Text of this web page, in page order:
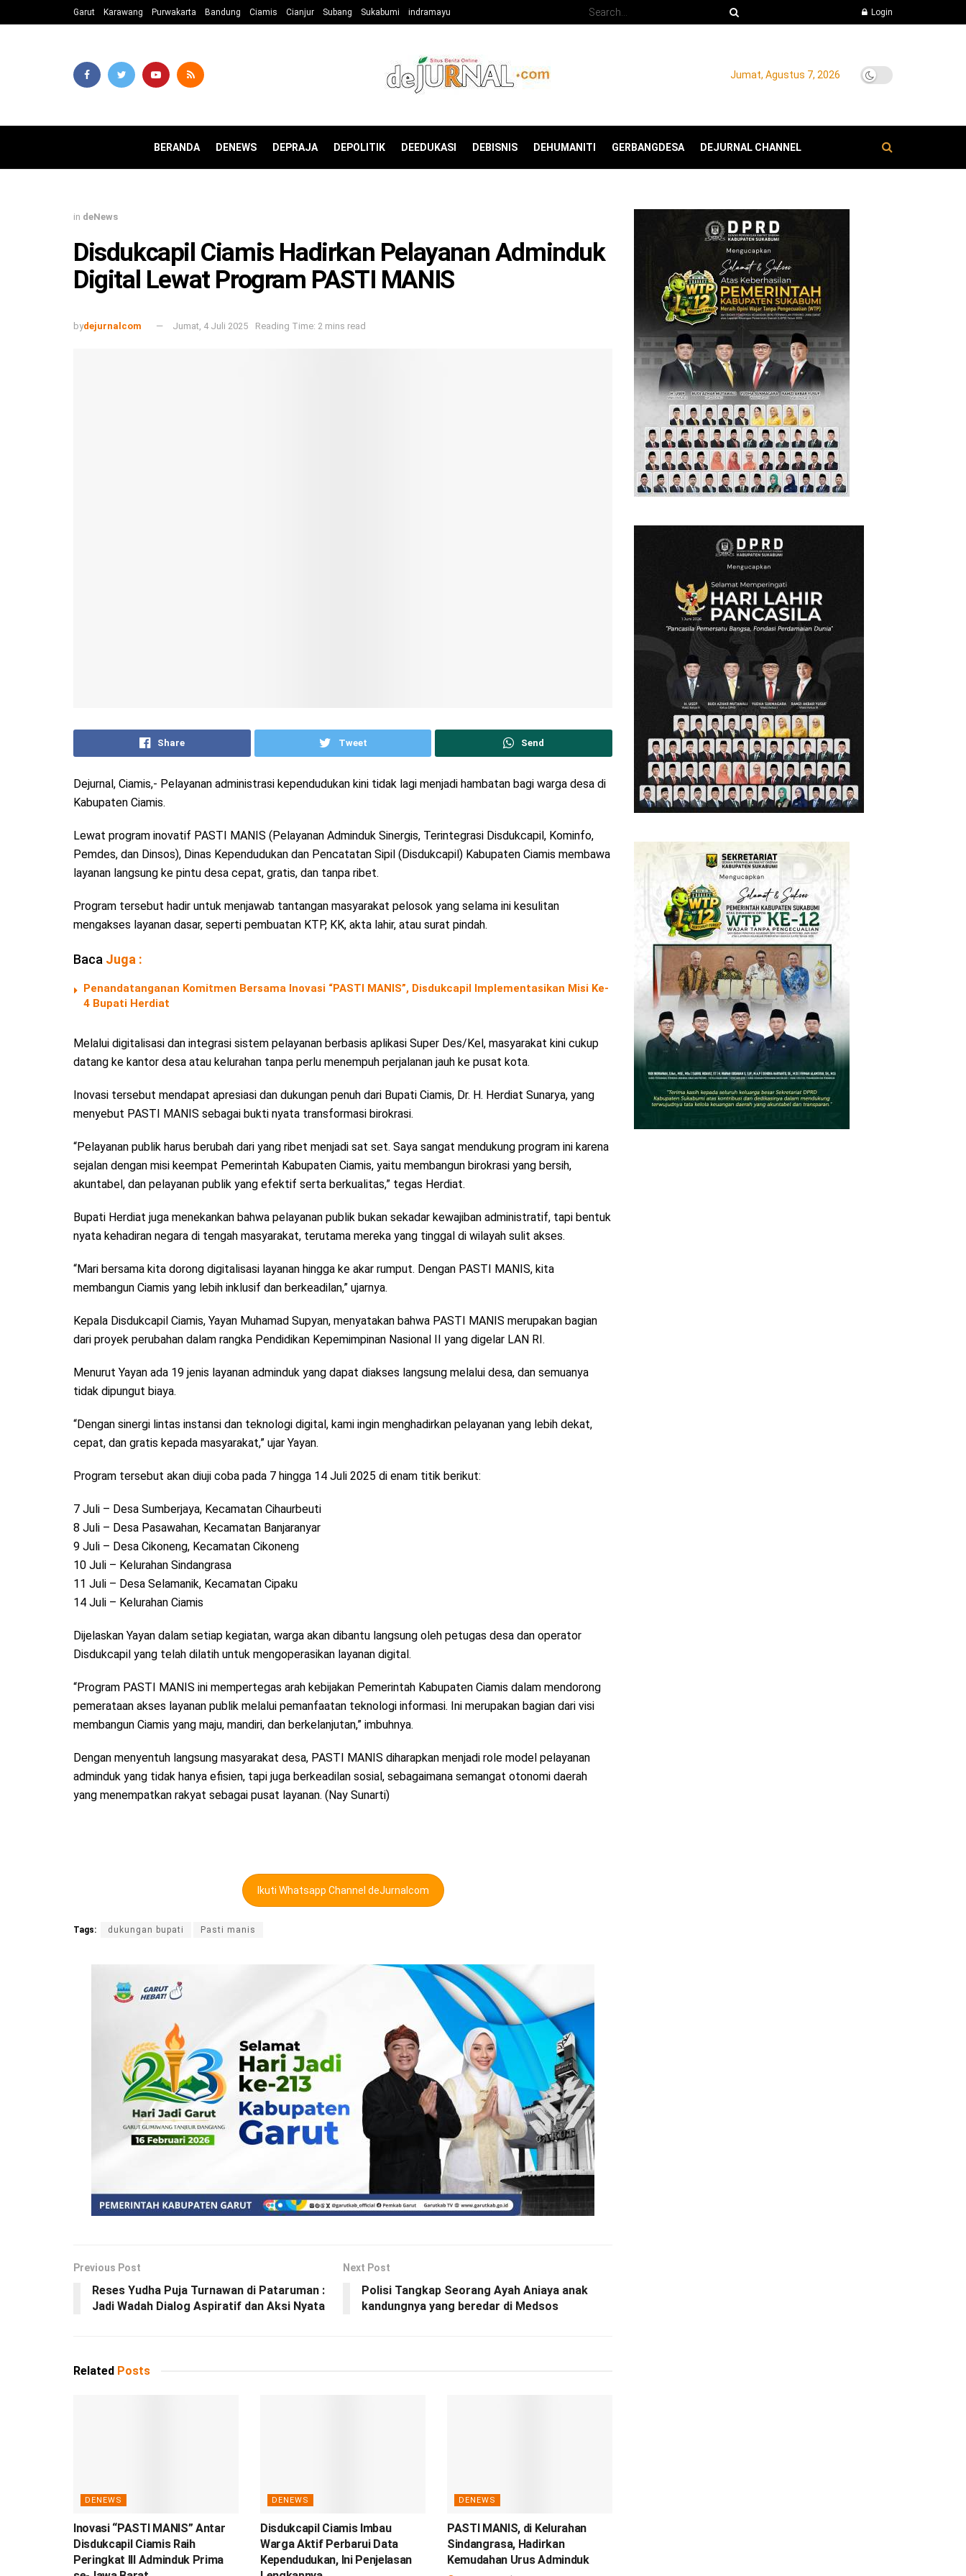
Garut Karawang Purwakarta Bandung Ciamis Cianjur Subang Sukabumi indramayu Login
Jumat, Agustus 7, 2026
BERANDA DENEWS DEPRAJA DEPOLITIK DEEDUKASI DEBISNIS DEHUMANITI GERBANGDESA DEJURNAL CHANNEL
in deNews
Disdukcapil Ciamis Hadirkan Pelayanan Adminduk
Digital Lewat Program PASTI MANIS
bydejurnalcom Jumat, 4 Juli 2025 Reading Time: 2 mins read
Share Tweet Send
Dejurnal, Ciamis,- Pelayanan administrasi kependudukan kini tidak lagi menjadi hambatan bagi warga desa di
Kabupaten Ciamis.
Lewat program inovatif PASTI MANIS (Pelayanan Adminduk Sinergis, Terintegrasi Disdukcapil, Kominfo,
Pemdes, dan Dinsos), Dinas Kependudukan dan Pencatatan Sipil (Disdukcapil) Kabupaten Ciamis membawa
layanan langsung ke pintu desa cepat, gratis, dan tanpa ribet.
Program tersebut hadir untuk menjawab tantangan masyarakat pelosok yang selama ini kesulitan
mengakses layanan dasar, seperti pembuatan KTP, KK, akta lahir, atau surat pindah.
Baca Juga :
Penandatanganan Komitmen Bersama Inovasi “PASTI MANIS”, Disdukcapil Implementasikan Misi Ke-
4 Bupati Herdiat
Melalui digitalisasi dan integrasi sistem pelayanan berbasis aplikasi Super Des/Kel, masyarakat kini cukup
datang ke kantor desa atau kelurahan tanpa perlu menempuh perjalanan jauh ke pusat kota.
Inovasi tersebut mendapat apresiasi dan dukungan penuh dari Bupati Ciamis, Dr. H. Herdiat Sunarya, yang
menyebut PASTI MANIS sebagai bukti nyata transformasi birokrasi.
“Pelayanan publik harus berubah dari yang ribet menjadi sat set. Saya sangat mendukung program ini karena
sejalan dengan misi keempat Pemerintah Kabupaten Ciamis, yaitu membangun birokrasi yang bersih,
akuntabel, dan pelayanan publik yang efektif serta berkualitas,” tegas Herdiat.
Bupati Herdiat juga menekankan bahwa pelayanan publik bukan sekadar kewajiban administratif, tapi bentuk
nyata kehadiran negara di tengah masyarakat, terutama mereka yang tinggal di wilayah sulit akses.
“Mari bersama kita dorong digitalisasi layanan hingga ke akar rumput. Dengan PASTI MANIS, kita
membangun Ciamis yang lebih inklusif dan berkeadilan,” ujarnya.
Kepala Disdukcapil Ciamis, Yayan Muhamad Supyan, menyatakan bahwa PASTI MANIS merupakan bagian
dari proyek perubahan dalam rangka Pendidikan Kepemimpinan Nasional II yang digelar LAN RI.
Menurut Yayan ada 19 jenis layanan adminduk yang dapat diakses langsung melalui desa, dan semuanya
tidak dipungut biaya.
“Dengan sinergi lintas instansi dan teknologi digital, kami ingin menghadirkan pelayanan yang lebih dekat,
cepat, dan gratis kepada masyarakat,” ujar Yayan.
Program tersebut akan diuji coba pada 7 hingga 14 Juli 2025 di enam titik berikut:
7 Juli – Desa Sumberjaya, Kecamatan Cihaurbeuti
8 Juli – Desa Pasawahan, Kecamatan Banjaranyar
9 Juli – Desa Cikoneng, Kecamatan Cikoneng
10 Juli – Kelurahan Sindangrasa
11 Juli – Desa Selamanik, Kecamatan Cipaku
14 Juli – Kelurahan Ciamis
Dijelaskan Yayan dalam setiap kegiatan, warga akan dibantu langsung oleh petugas desa dan operator
Disdukcapil yang telah dilatih untuk mengoperasikan layanan digital.
“Program PASTI MANIS ini mempertegas arah kebijakan Pemerintah Kabupaten Ciamis dalam mendorong
pemerataan akses layanan publik melalui pemanfaatan teknologi informasi. Ini merupakan bagian dari visi
membangun Ciamis yang maju, mandiri, dan berkelanjutan,” imbuhnya.
Dengan menyentuh langsung masyarakat desa, PASTI MANIS diharapkan menjadi role model pelayanan
adminduk yang tidak hanya efisien, tapi juga berkeadilan sosial, sebagaimana semangat otonomi daerah
yang menempatkan rakyat sebagai pusat layanan. (Nay Sunarti)
Ikuti Whatsapp Channel deJurnalcom
Tags: dukungan bupati Pasti manis
Previous Post
Reses Yudha Puja Turnawan di Pataruman :
Jadi Wadah Dialog Aspiratif dan Aksi Nyata
Next Post
Polisi Tangkap Seorang Ayah Aniaya anak
kandungnya yang beredar di Medsos
Related Posts
DENEWS
Inovasi “PASTI MANIS” Antar
Disdukcapil Ciamis Raih
Peringkat III Adminduk Prima
DENEWS
Disdukcapil Ciamis Imbau
Warga Aktif Perbarui Data
Kependudukan, Ini Penjelasan
DENEWS
PASTI MANIS, di Kelurahan
Sindangrasa, Hadirkan
Kemudahan Urus Adminduk